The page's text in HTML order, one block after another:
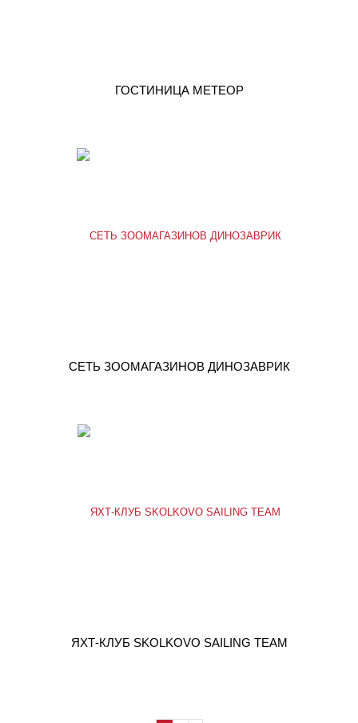
ГОСТИНИЦА МЕТЕОР
СЕТЬ ЗООМАГАЗИНОВ ДИНОЗАВРИК
ЯХТ-КЛУБ SKOLKOVO SAILING TEAM